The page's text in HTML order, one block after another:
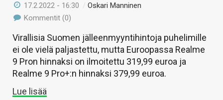
17.2.2022 - 16:30 /Oskari Manninen
Kommentit (0)
Virallisia Suomen jälleenmyyntihintoja puhelimille
ei ole vielä paljastettu, mutta Euroopassa Realme
9 Pron hinnaksi on ilmoitettu 319,99 euroa ja
Realme 9 Pro+:n hinnaksi 379,99 euroa.
Lue lisää